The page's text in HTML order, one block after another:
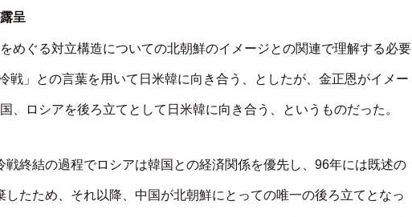
呈
めぐる対立構造についての北朝鮮のイメージとの関連で理解する必要
戦」との言葉を用いて日米韓に向き合う、としたが、金正恩がイメー
、ロシアを後ろ立てとして日米韓に向き合う、というものだった。
戦終結の過程でロシアは韓国との経済関係を優先し、96年には既述の
したため、それ以降、中国が北朝鮮にとっての唯一の後ろ立てとなっ